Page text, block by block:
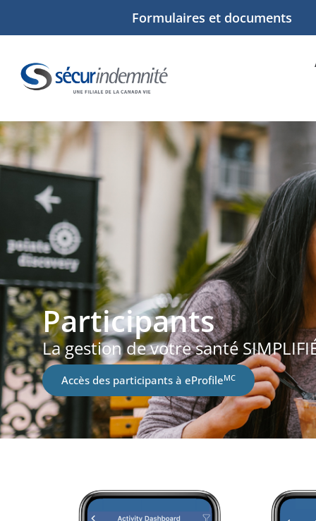
Formulaires et documents
Participants
La gestion de votre santé
Accès des participants à eProfileMC